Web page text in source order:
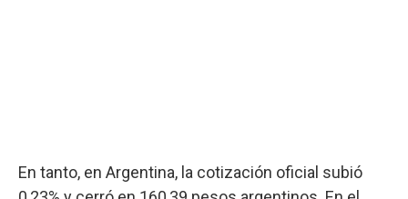
En tanto, en Argentina, la cotización oficial subió